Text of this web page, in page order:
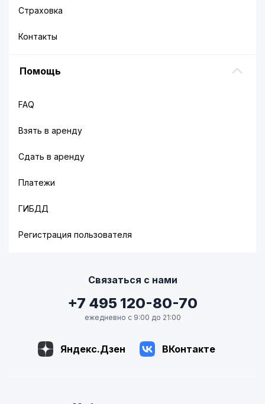
Страховка
Контакты
Помощь
FAQ
Взять в аренду
Сдать в аренду
Платежи
ГИБДД
Регистрация пользователя
Связаться с нами
+7 495 120-80-70
ежедневно с 9:00 до 21:00
Яндекс.Дзен ВКонтакте